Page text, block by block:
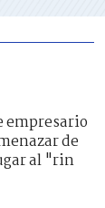
empresario
de
al "rin